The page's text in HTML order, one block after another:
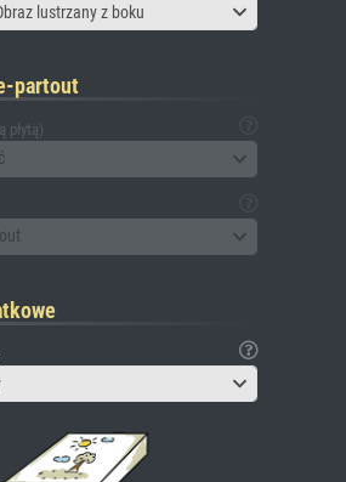
lustrzany z boku
partout
płytą)